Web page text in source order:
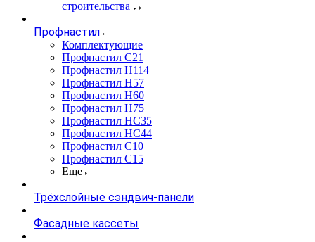
строительства
Профнастил
Комплектующие
Профнастил C21
Профнастил Н114
Профнастил Н57
Профнастил Н60
Профнастил Н75
Профнастил НС35
Профнастил НС44
Профнастил С10
Профнастил С15
Еще
Трёхслойные сэндвич-панели
Фасадные кассеты